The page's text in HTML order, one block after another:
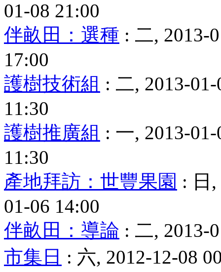
01-08 21:00
伴畝田：選種 : 二, 2013-
17:00
護樹技術組 : 二, 2013-
11:30
護樹推廣組 : 一, 2013-
11:30
產地拜訪：世豐果園 : 日
01-06 14:00
伴畝田：導論 : 二, 2013-
市集日 : 六, 2012-12-08